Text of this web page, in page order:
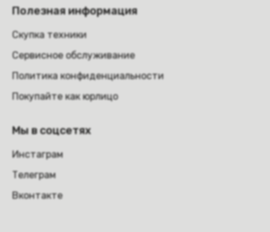
Полезная информация
Скупка техники
Сервисное обслуживание
Политика конфиденциальности
Покупайте как юрлицо
Мы в соцсетях
Инстаграм
Телеграм
Вконтакте